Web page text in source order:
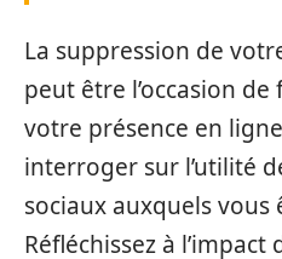
La suppression de
peut être l’occasion
votre présence en
interroger sur l’utilité
sociaux auxquels vous
Réfléchissez à